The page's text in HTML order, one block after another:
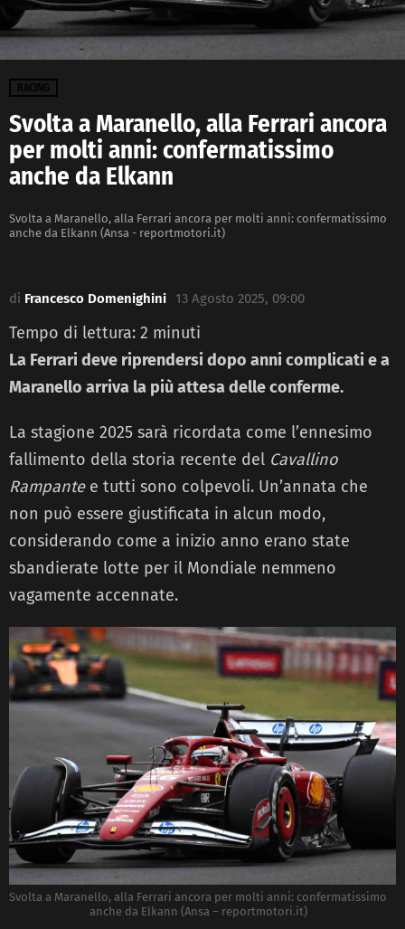
RACING
Svolta a Maranello, alla Ferrari ancora
per molti anni: confermatissimo
anche da Elkann
Svolta a Maranello, alla Ferrari ancora per molti anni: confermatissimo
anche da Elkann (Ansa - reportmotori.it)
di Francesco Domenighini 13 Agosto 2025, 09:00
Tempo di lettura: 2 minuti
La Ferrari deve riprendersi dopo anni complicati e a
Maranello arriva la più attesa delle conferme.
La stagione 2025 sarà ricordata come l’ennesimo
fallimento della storia recente del Cavallino
Rampantee tutti sono colpevoli. Un’annata che
non può essere giustificata in alcun modo,
considerando come a inizio anno erano state
sbandierate lotte per il Mondiale nemmeno
vagamente accennate.
Svolta a Maranello, alla Ferrari ancora per molti anni: confermatissimo
anche da Elkann (Ansa – reportmotori.it)